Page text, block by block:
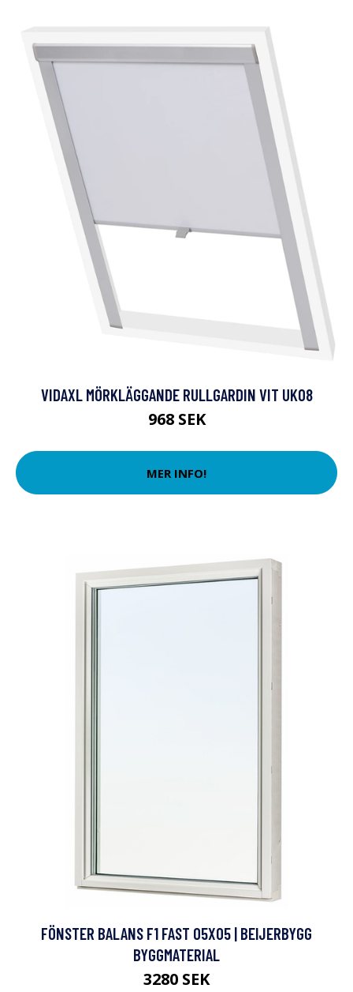
VIDAXL MÖRKLÄGGANDE RULLGARDIN VIT UK08
968 SEK
MER INFO!
FÖNSTER BALANS F1 FAST 05X05 | BEIJERBYGG
BYGGMATERIAL
3280 SEK